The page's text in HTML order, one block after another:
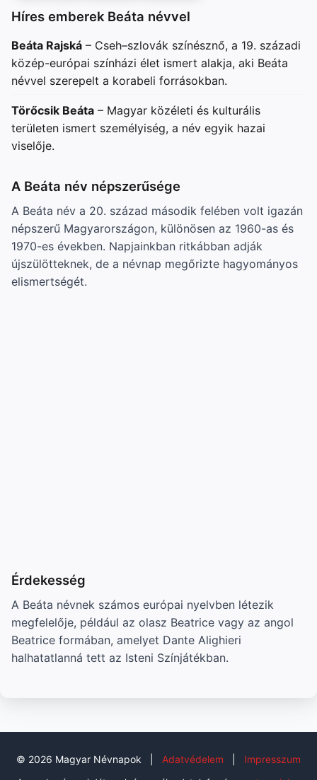
Híres emberek Beáta névvel
Beáta Rajská – Cseh–szlovák színésznő, a 19. századi
közép-európai színházi élet ismert alakja, aki Beáta
névvel szerepelt a korabeli forrásokban.
Törőcsik Beáta – Magyar közéleti és kulturális
területen ismert személyiség, a név egyik hazai
viselője.
A Beáta név népszerűsége
A Beáta név a 20. század második felében volt igazán
népszerű Magyarországon, különösen az 1960-as és
1970-es években. Napjainkban ritkábban adják
újszülötteknek, de a névnap megőrizte hagyományos
elismertségét.
Érdekesség
A Beáta névnek számos európai nyelvben létezik
megfelelője, például az olasz Beatrice vagy az angol
Beatrice formában, amelyet Dante Alighieri
halhatatlanná tett az Isteni Színjátékban.
© 2026 Magyar Névnapok Adatvédelem Impresszum